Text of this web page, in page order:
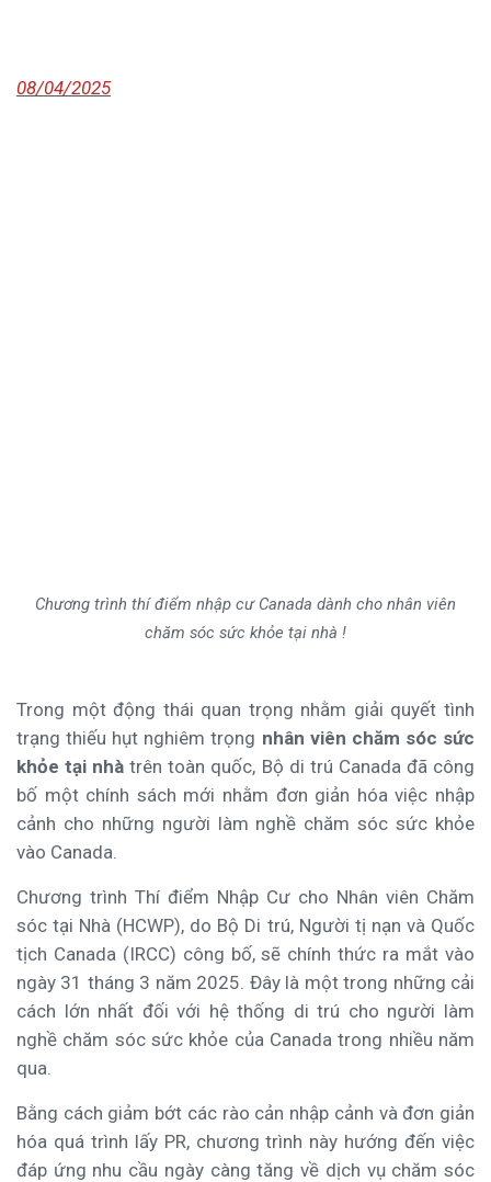
08/04/2025
Chương trình thí điểm nhập cư Canada dành cho nhân viên
chăm sóc sức khỏe tại nhà !
Trong một động thái quan trọng nhằm giải quyết tình
trạng thiếu hụt nghiêm trọng nhân viên chăm sóc sức
khỏe tại nhà trên toàn quốc, Bộ di trú Canada đã công
bố một chính sách mới nhằm đơn giản hóa việc nhập
cảnh cho những người làm nghề chăm sóc sức khỏe
vào Canada.
Chương trình Thí điểm Nhập Cư cho Nhân viên Chăm
sóc tại Nhà (HCWP), do Bộ Di trú, Người tị nạn và Quốc
tịch Canada (IRCC) công bố, sẽ chính thức ra mắt vào
ngày 31 tháng 3 năm 2025. Đây là một trong những cải
cách lớn nhất đối với hệ thống di trú cho người làm
nghề chăm sóc sức khỏe của Canada trong nhiều năm
qua.
Bằng cách giảm bớt các rào cản nhập cảnh và đơn giản
hóa quá trình lấy PR, chương trình này hướng đến việc
đáp ứng nhu cầu ngày càng tăng về dịch vụ chăm sóc